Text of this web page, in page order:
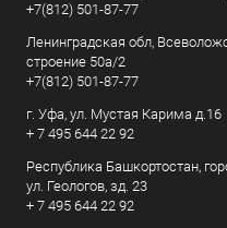
+7(812) 501-87-77
Ленинградская обл,
строение 50а/2
+7(812) 501-87-77
г. Уфа, ул. Мустая Карима д.16
+ 7 495 644 22 92
Республика Башкортостан,
ул. Геологов, зд. 23
+ 7 495 644 22 92